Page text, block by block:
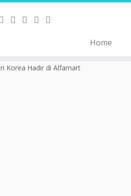
Home
Korea Hadir di Alfamart